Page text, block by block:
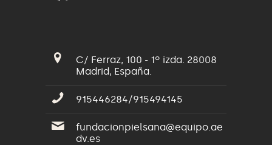
C/ Ferraz, 100 - 1º izda. 28008
Madrid, España.
915446284/915494145
fundacionpielsana@equipo.ae
dv.es